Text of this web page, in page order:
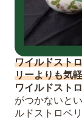
ワイルドスト
リーよりも気
ワイルドスト
がつかないと
ルドストロベ